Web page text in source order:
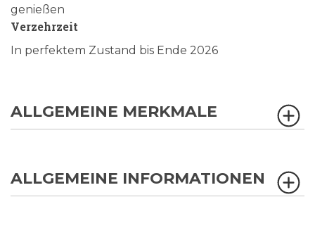
genießen
Verzehrzeit
In perfektem Zustand bis Ende 2026
ALLGEMEINE MERKMALE
ALLGEMEINE INFORMATIONEN